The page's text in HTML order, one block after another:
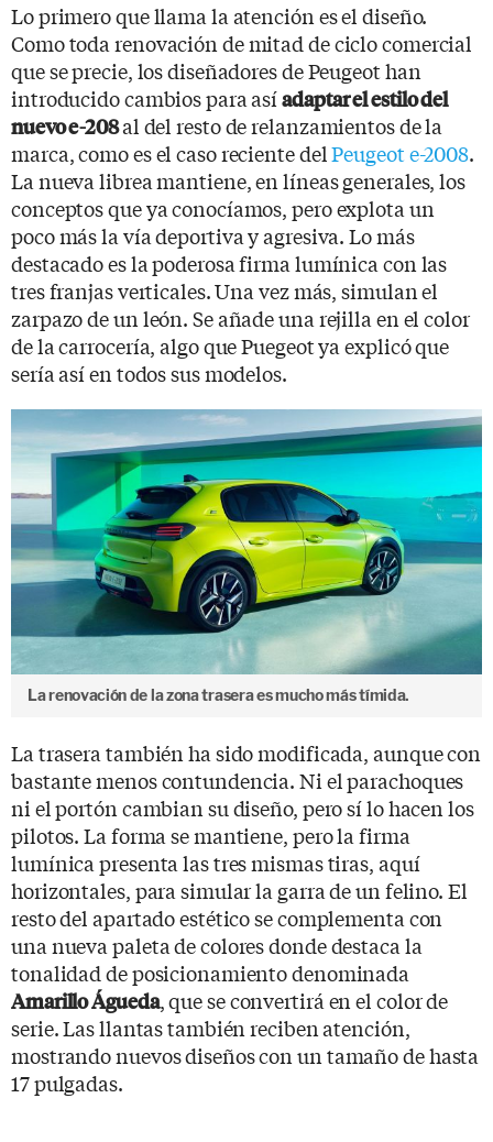
Lo primero que llama la atención es el diseño.
Como toda renovación de mitad de ciclo comercial
que se precie, los diseñadores de Peugeot han
introducido cambios para asíadaptar el estilo del
nuevo e-208al del resto de relanzamientos de la
marca, como es el caso reciente delPeugeot e-2008.
La nueva librea mantiene, en líneas generales, los
conceptos que ya conocíamos, pero explota un
poco más la vía deportiva y agresiva. Lo más
destacado es la poderosa firma lumínica con las
tres franjas verticales. Una vez más, simulan el
zarpazo de un león. Se añade una rejilla en el color
de la carrocería, algo que Puegeot ya explicó que
sería así en todos sus modelos.
La renovación de la zona trasera es mucho más tímida.
La trasera también ha sido modificada, aunque con
bastante menos contundencia. Ni el parachoques
ni el portón cambian su diseño, pero sí lo hacen los
pilotos. La forma se mantiene, pero la firma
lumínica presenta las tres mismas tiras, aquí
horizontales, para simular la garra de un felino. El
resto del apartado estético se complementa con
una nueva paleta de colores donde destaca la
tonalidad de posicionamiento denominada
Amarillo Águeda, que se convertirá en el color de
serie. Las llantas también reciben atención,
mostrando nuevos diseños con un tamaño de hasta
17 pulgadas.